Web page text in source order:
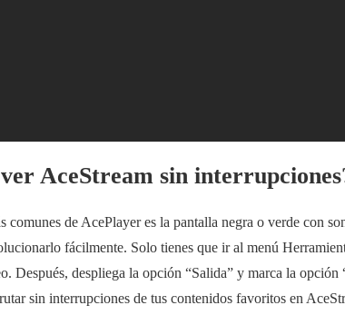
AceStream sin
comunes de AcePlayer es la pantalla negra o verde con
fácilmente. Solo tienes que ir al menú
Después, despliega la opción “Salida” y marca la
sin interrupciones de tus contenidos favoritos en